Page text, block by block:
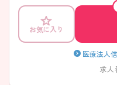
お気に入り
医療法人
求人